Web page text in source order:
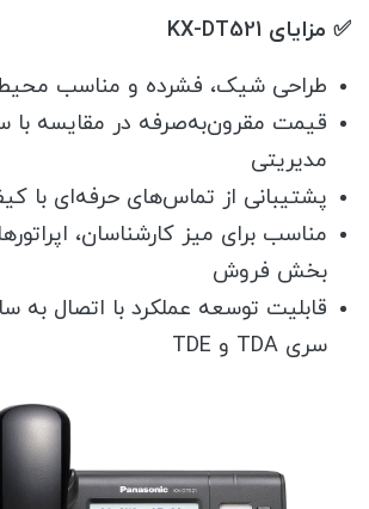
✅ مزایای KX-DT521
طراحی شیک، فشرده و مناسب
قیمت مقرون‌به‌صرفه در مقایسه با
مدیریتی
پشتیبانی از تماس‌های حرفه‌ای با
مناسب برای میز کارشناسان،
بخش فروش
قابلیت توسعه عملکرد با اتصال به
سری TDA و TDE